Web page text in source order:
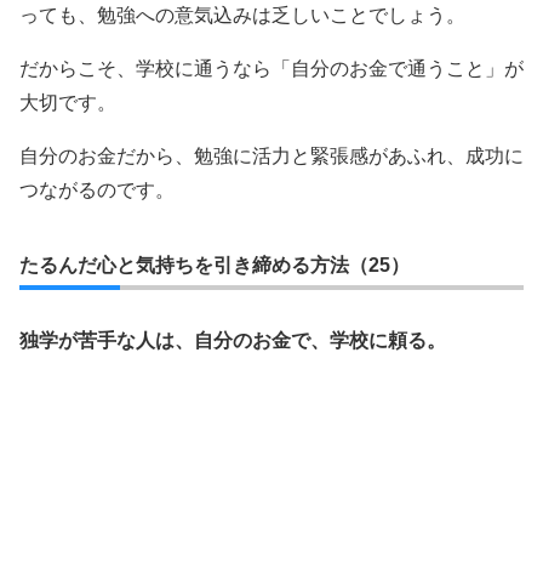
っても、勉強への意気込みは乏しいことでしょう。
だからこそ、学校に通うなら「自分のお金で通うこと」が
大切です。
自分のお金だから、勉強に活力と緊張感があふれ、成功に
つながるのです。
たるんだ心と気持ちを引き締める方法（25）
独学が苦手な人は、自分のお金で、学校に頼る。